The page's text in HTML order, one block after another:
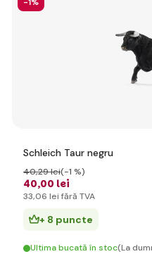
-1%
Schleich Taur negru
40,00 lei
40,29 lei(-1 %)
33,06 lei fără TVA
+ 8 puncte
Ultima bucată în stoc(La